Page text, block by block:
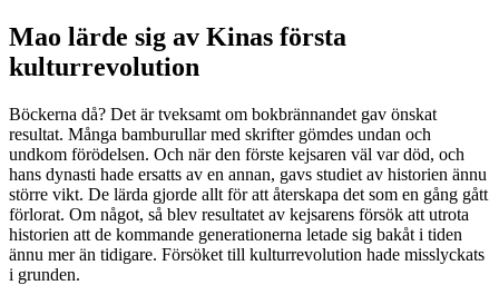
Mao lärde sig av Kinas första
kulturrevolution
Böckerna då? Det är tveksamt om bokbrännandet gav önskat
resultat. Många bamburullar med skrifter gömdes undan och
undkom förödelsen. Och när den förste kejsaren väl var död, och
hans dynasti hade ersatts av en annan, gavs studiet av historien ännu
större vikt. De lärda gjorde allt för att återskapa det som en gång gått
förlorat. Om något, så blev resultatet av kejsarens försök att utrota
historien att de kommande generationerna letade sig bakåt i tiden
ännu mer än tidigare. Försöket till kulturrevolution hade misslyckats
i grunden.